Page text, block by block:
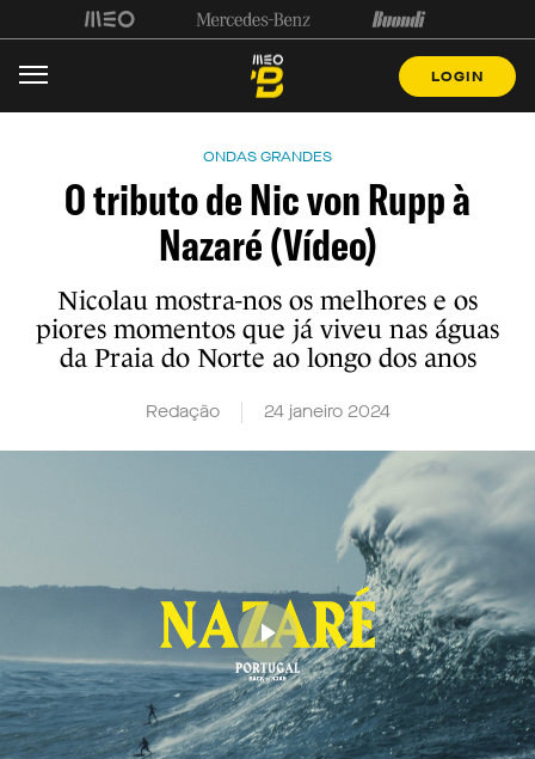
LOGIN
ONDAS GRANDES
O tributo de Nic von Rupp à
Nazaré (Vídeo)
Nicolau mostra-nos os melhores e os
piores momentos que já viveu nas águas
da Praia do Norte ao longo dos anos
Redação 24 janeiro 2024